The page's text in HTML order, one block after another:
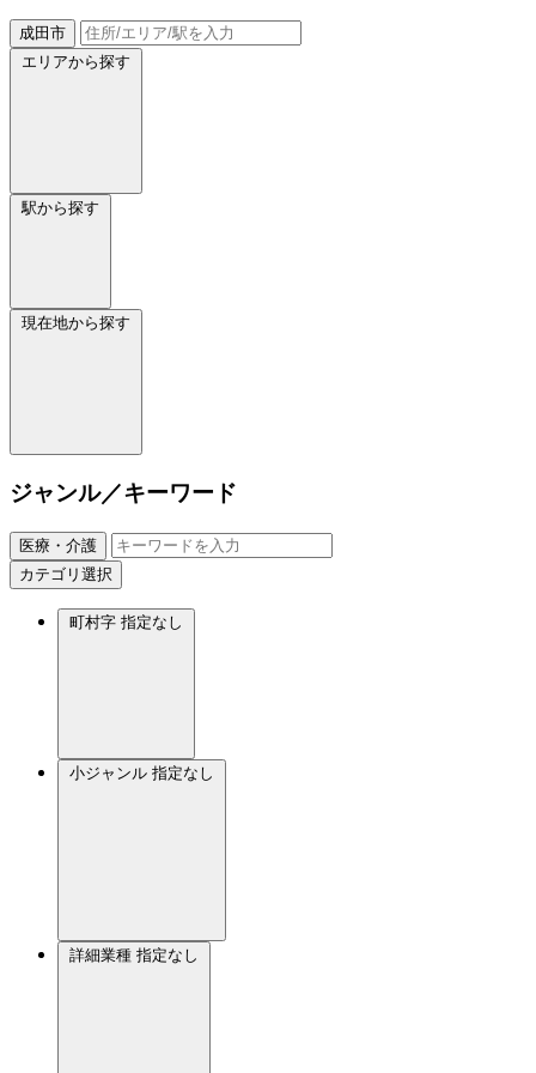
成田市
エリアから探す
駅から探す
現在地から探す
ジャンル／キーワード
医療・介護
カテゴリ選択
町村字 指定なし
小ジャンル 指定なし
詳細業種 指定なし